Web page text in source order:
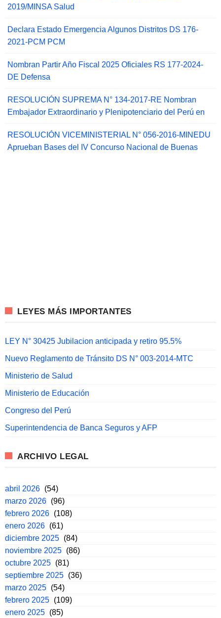
2019/MINSA Salud
Declara Estado Emergencia Algunos Distritos DS 176-
2021-PCM PCM
Nombran Partir Año Fiscal 2025 Oficiales RS 177-2024-
DE Defensa
RESOLUCIÓN SUPREMA N° 134-2017-RE Nombran
Embajador Extraordinario y Plenipotenciario del Perú en
RESOLUCIÓN VICEMINISTERIAL N° 056-2016-MINEDU
Aprueban Bases del IV Concurso Nacional de Buenas
LEYES MÁS IMPORTANTES
LEY N° 30425 Jubilacion anticipada y retiro 95.5%
Nuevo Reglamento de Tránsito DS N° 003-2014-MTC
Ministerio de Salud
Ministerio de Educación
Congreso del Perú
Superintendencia de Banca Seguros y AFP
ARCHIVO LEGAL
abril 2026 (54)
marzo 2026 (96)
febrero 2026 (108)
enero 2026 (61)
diciembre 2025 (84)
noviembre 2025 (86)
octubre 2025 (81)
septiembre 2025 (36)
marzo 2025 (54)
febrero 2025 (109)
enero 2025 (85)